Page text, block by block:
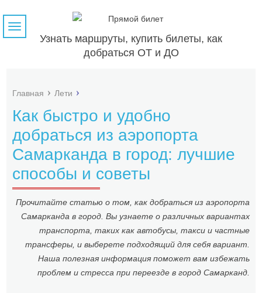
Узнать маршруты, купить билеты, как
добраться ОТ и ДО
Навигация
Главная Лети
Как быстро и удобно
добраться из аэропорта
Самарканда в город: лучшие
способы и советы
Прочитайте статью о том, как добраться из аэропорта
Самарканда в город. Вы узнаете о различных вариантах
транспорта, таких как автобусы, такси и частные
трансферы, и выберете подходящий для себя вариант.
Наша полезная информация поможет вам избежать
проблем и стресса при переезде в город Самарканд.